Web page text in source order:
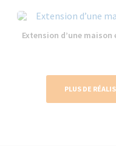
Extension d’une
PLUS DE